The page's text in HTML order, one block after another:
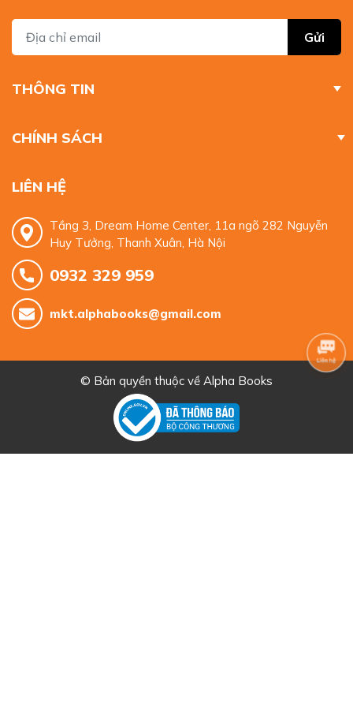
Gửi
THÔNG TIN
CHÍNH SÁCH
LIÊN HỆ
Tầng 3, Dream Home Center, 11a ngõ 282 Nguyễn
Huy Tưởng, Thanh Xuân, Hà Nội
0932 329 959
mkt.alphabooks@gmail.com
© Bản quyền thuộc về Alpha Books